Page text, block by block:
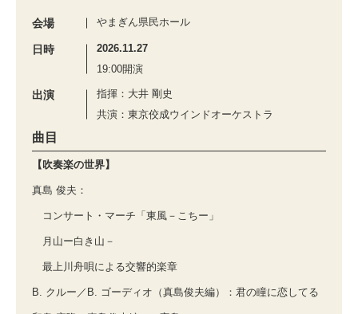
会場 やまぎん県民ホール
日時
2026.11.27
19:00開演
出演
指揮：大井 剛史
共演：東京佼成ウインドオーケストラ
曲目
【吹奏楽の世界】
真島 俊夫：
コンサート・マーチ「東風－こちー」
月山ー白き山－
最上川舟唄による交響的楽章
B. クルー／B. ゴーディオ（真島俊夫編）：君の瞳に恋してる